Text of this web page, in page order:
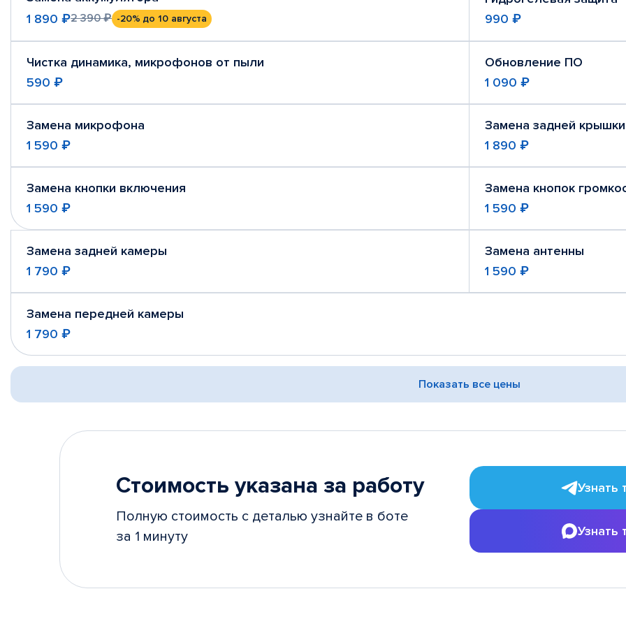
1 890 ₽2 390 ₽ -20% до 10 августа
990 ₽
Чистка динамика, микрофонов от пыли
590 ₽
Обновление ПО
1 090 ₽
Замена микрофона
1 590 ₽
Замена задней крышки
1 890 ₽
Замена кнопки включения
1 590 ₽
Замена кнопок
1 590 ₽
Замена задней камеры
1 790 ₽
Замена антенны
1 590 ₽
Замена передней камеры
1 790 ₽
Показать все цены
Стоимость указана за работу
Полную стоимость с деталью узнайте в боте
за 1 минуту
Узнать
Узнать